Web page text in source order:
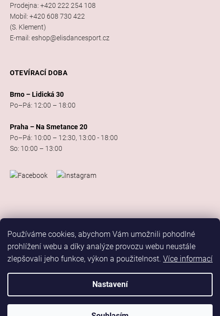
Používáme cookies, abychom Vám umožnili pohodlné
prohlížení webu a díky analýze provozu webu neustále
zlepšovali jeho funkce, výkon a použitelnost. Více informací
Nastavení
Prodejna: +420 222 254 108
Mobil: +420 608 730 422
(S. Klement)
E-mail: eshop@elisdancesport.cz
OTEVÍRACÍ DOBA
Brno – Lidická 30
Po–Pá: 12:00 – 18:00
Praha – Na Smetance 20
Po–Pá: 10:00 – 12:30, 13:00 - 18:00
So: 10:00 – 13:00
Vytvořil Shoptet
Elis Dance Sport . Všechna práva vyhrazena.
Upravit nastavení cookiesMarketing